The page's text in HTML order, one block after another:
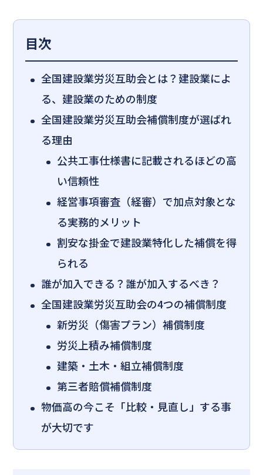
目次
全国建設業労災互助会とは？建設業によ
る、建設業のための制度
全国建設業労災互助会補償制度が選ばれ
る理由
公共工事仕様書に記載されるほどの高
い信頼性
経営事項審査（経審）で加点対象とな
る実務的メリット
割安な掛金で建設業特化した補償を得
られる
誰が加入できる？誰が加入するべき？
全国建設業労災互助会の4つの補償制度
新労災（傷害プラン）補償制度
労災上積み補償制度
建築・土木・組立補償制度
第三者賠償補償制度
物価高の今こそ「比較・見直し」する事
が大切です